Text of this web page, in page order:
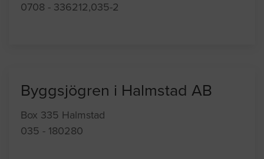
0708 - 336212,035-2
Byggsjögren i Halmstad AB
Box 335 Halmstad
035 - 180280